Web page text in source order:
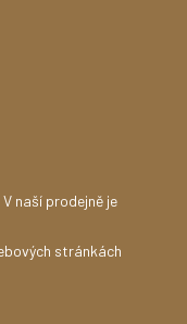
naší prodejně je
stránkách